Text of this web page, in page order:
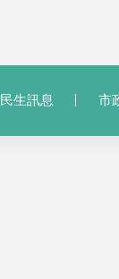
民生訊息 市